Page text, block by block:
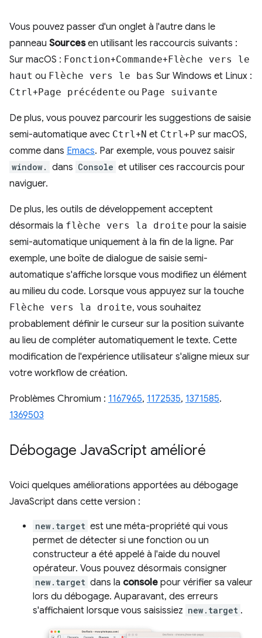
Vous pouvez passer d'un onglet à l'autre dans le
panneau Sourcesen utilisant les raccourcis suivants :
Sur macOS : Fonction+Commande+ Flèche vers le
haut ou Flèche vers le bas Sur Windows et Linux :
Ctrl+ Page précédente ou Page suivante
De plus, vous pouvez parcourir les suggestions de saisie
semi-automatique avec Ctrl+N et Ctrl+P sur macOS,
comme dans Emacs. Par exemple, vous pouvez saisir
window. dans Console et utiliser ces raccourcis pour
naviguer.
De plus, les outils de développement acceptent
désormais la flèche vers la droite pour la saisie
semi-automatique uniquement à la fin de la ligne. Par
exemple, une boîte de dialogue de saisie semi-
automatique s'affiche lorsque vous modifiez un élément
au milieu du code. Lorsque vous appuyez sur la touche
Flèche vers la droite, vous souhaitez
probablement définir le curseur sur la position suivante
au lieu de compléter automatiquement le texte. Cette
modification de l'expérience utilisateur s'aligne mieux sur
votre workflow de création.
Problèmes Chromium : 1167965, 1172535, 1371585.
1369503
Débogage JavaScript amélioré
Voici quelques améliorations apportées au débogage
JavaScript dans cette version :
new.target est une méta-propriété qui vous
permet de détecter si une fonction ou un
constructeur a été appelé à l'aide du nouvel
opérateur. Vous pouvez désormais consigner
new.target dans la console pour vérifier sa valeur
lors du débogage. Auparavant, des erreurs
s'affichaient lorsque vous saisissiez new.target .